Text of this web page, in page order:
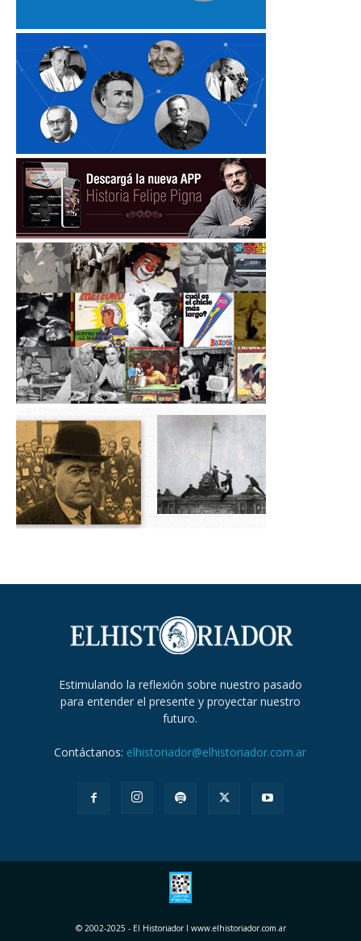
Estimulando la reflexión sobre nuestro pasado
para entender el presente y proyectar nuestro
futuro.
Contáctanos: elhistoriador@elhistoriador.com.ar
© 2002-2025 - El Historiador I www.elhistoriador.com.ar